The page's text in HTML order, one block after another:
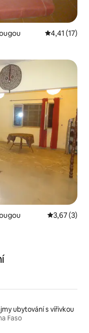
Průměrné
4,41 (17)
Průměrné
3,67 (3)
ubytování s vířivkou
Faso